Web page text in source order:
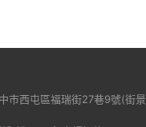
市西屯區福瑞街27巷9號(街景